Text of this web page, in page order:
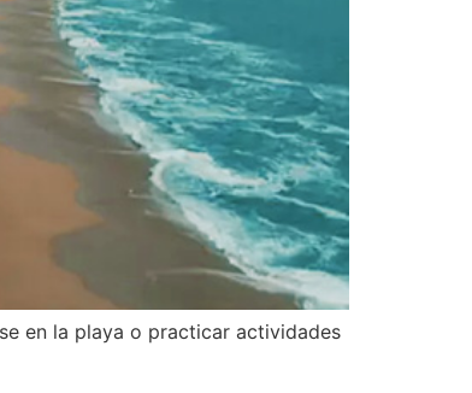
en la playa o practicar actividades